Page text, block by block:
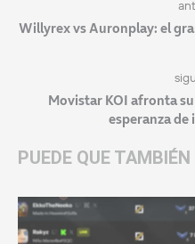
Willyrex vs Auronplay: el
Movistar KOI afronta
esperanza de
PUEDE QUE